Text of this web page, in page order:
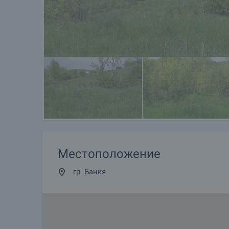
Местоположение
гр. Банкя